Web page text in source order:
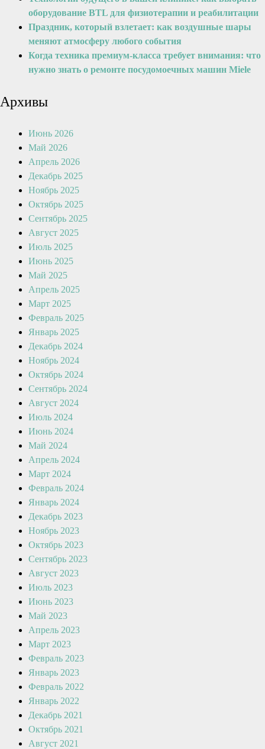
оборудование BTL для физиотерапии и реабилитации
Праздник, который взлетает: как воздушные шары
меняют атмосферу любого события
Когда техника премиум-класса требует внимания: что
нужно знать о ремонте посудомоечных машин Miele
Архивы
Июнь 2026
Май 2026
Апрель 2026
Декабрь 2025
Ноябрь 2025
Октябрь 2025
Сентябрь 2025
Август 2025
Июль 2025
Июнь 2025
Май 2025
Апрель 2025
Март 2025
Февраль 2025
Январь 2025
Декабрь 2024
Ноябрь 2024
Октябрь 2024
Сентябрь 2024
Август 2024
Июль 2024
Июнь 2024
Май 2024
Апрель 2024
Март 2024
Февраль 2024
Январь 2024
Декабрь 2023
Ноябрь 2023
Октябрь 2023
Сентябрь 2023
Август 2023
Июль 2023
Июнь 2023
Май 2023
Апрель 2023
Март 2023
Февраль 2023
Январь 2023
Февраль 2022
Январь 2022
Декабрь 2021
Октябрь 2021
Август 2021